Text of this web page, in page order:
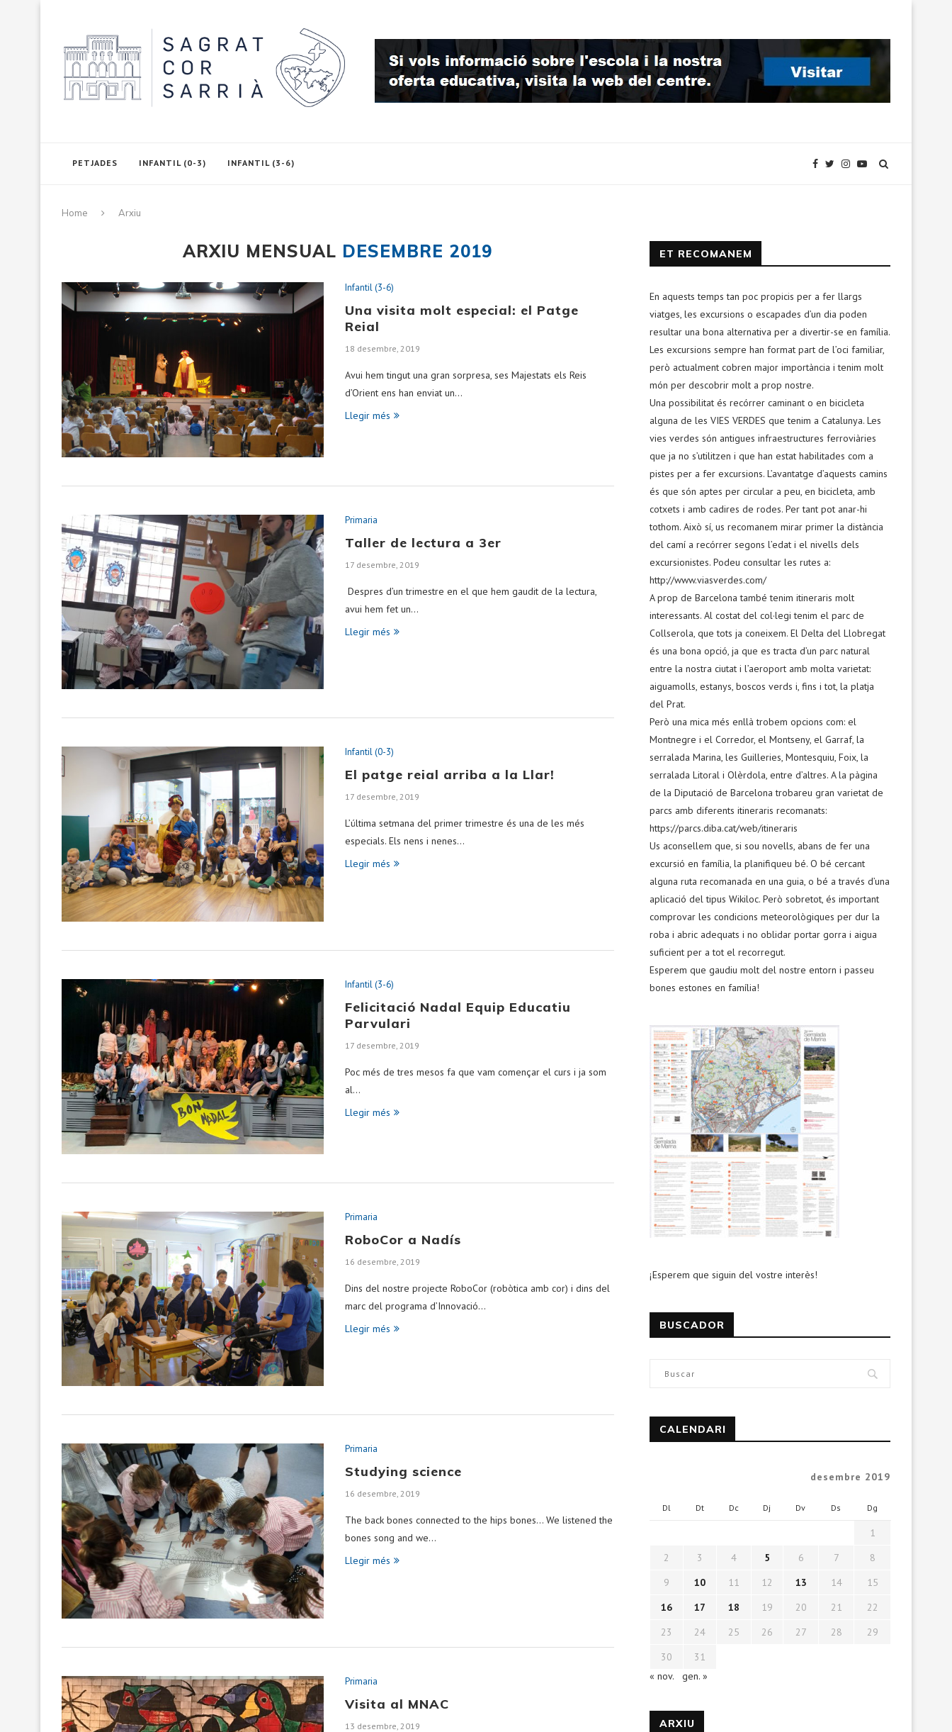
PETJADES INFANTIL (0-3) INFANTIL (3-6)
Home Arxiu
ARXIU MENSUAL DESEMBRE 2019
Infantil (3-6)
Una visita molt especial: el Patge
Reial
18 desembre, 2019
Avui hem tingut una gran sorpresa, ses Majestats els Reis
d’Orient ens han enviat un…
Llegir més
Primaria
Taller de lectura a 3er
17 desembre, 2019
Despres d’un trimestre en el que hem gaudit de la lectura,
avui hem fet un…
Llegir més
Infantil (0-3)
El patge reial arriba a la Llar!
17 desembre, 2019
L’última setmana del primer trimestre és una de les més
especials. Els nens i nenes…
Llegir més
Infantil (3-6)
Felicitació Nadal Equip Educatiu
Parvulari
17 desembre, 2019
Poc més de tres mesos fa que vam començar el curs i ja som
al…
Llegir més
Primaria
RoboCor a Nadís
16 desembre, 2019
Dins del nostre projecte RoboCor (robòtica amb cor) i dins del
marc del programa d’Innovació…
Llegir més
Primaria
Studying science
16 desembre, 2019
The back bones connected to the hips bones… We listened the
bones song and we…
Llegir més
Primaria
Visita al MNAC
13 desembre, 2019
ET RECOMANEM
En aquests temps tan poc propicis per a fer llargs
viatges, les excursions o escapades d’un dia poden
resultar una bona alternativa per a divertir-se en família.
Les excursions sempre han format part de l’oci familiar,
però actualment cobren major importància i tenim molt
món per descobrir molt a prop nostre.
Una possibilitat és recórrer caminant o en bicicleta
alguna de les VIES VERDES que tenim a Catalunya. Les
vies verdes són antigues infraestructures ferroviàries
que ja no s’utilitzen i que han estat habilitades com a
pistes per a fer excursions. L’avantatge d’aquests camins
és que són aptes per circular a peu, en bicicleta, amb
cotxets i amb cadires de rodes. Per tant pot anar-hi
tothom. Això sí, us recomanem mirar primer la distància
del camí a recórrer segons l’edat i el nivells dels
excursionistes. Podeu consultar les rutes a:
http://www.viasverdes.com/
A prop de Barcelona també tenim itineraris molt
interessants. Al costat del col·legi tenim el parc de
Collserola, que tots ja coneixem. El Delta del Llobregat
és una bona opció, ja que es tracta d’un parc natural
entre la nostra ciutat i l’aeroport amb molta varietat:
aiguamolls, estanys, boscos verds i, fins i tot, la platja
del Prat.
Però una mica més enllà trobem opcions com: el
Montnegre i el Corredor, el Montseny, el Garraf, la
serralada Marina, les Guilleries, Montesquiu, Foix, la
serralada Litoral i Olèrdola, entre d’altres. A la pàgina
de la Diputació de Barcelona trobareu gran varietat de
parcs amb diferents itineraris recomanats:
https://parcs.diba.cat/web/itineraris
Us aconsellem que, si sou novells, abans de fer una
excursió en família, la planifiqueu bé. O bé cercant
alguna ruta recomanada en una guia, o bé a través d’una
aplicació del tipus Wikiloc. Però sobretot, és important
comprovar les condicions meteorològiques per dur la
roba i abric adequats i no oblidar portar gorra i aigua
suficient per a tot el recorregut.
Esperem que gaudiu molt del nostre entorn i passeu
bones estones en família!
¡Esperem que siguin del vostre interès!
BUSCADOR
CALENDARI
desembre 2019
Dl Dt Dc Dj Dv Ds Dg
1
2
3 4 5 6 7
8
9
10 11 12 13 14
15
16
17 18 19 20 21
22
23
24 25 26 27 28
29
30
31
« nov.
gen. »
ARXIU